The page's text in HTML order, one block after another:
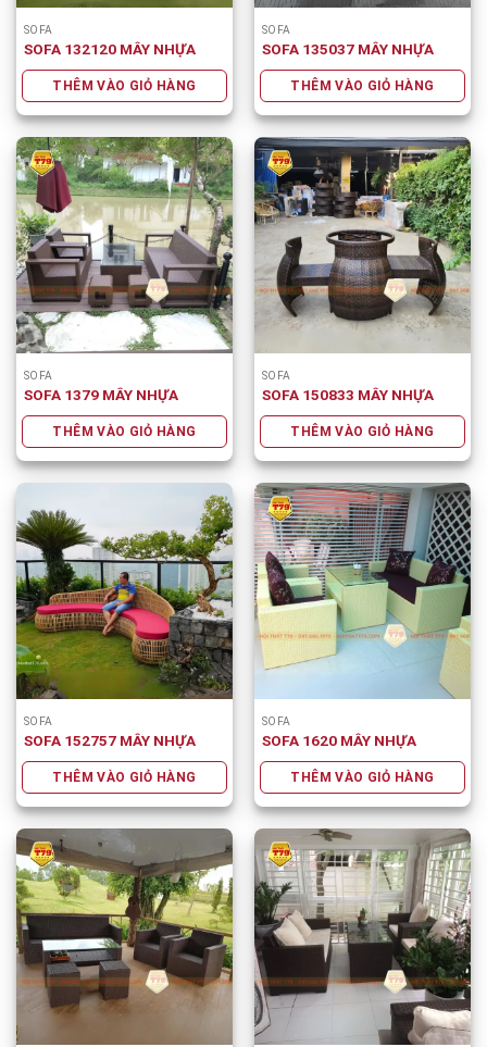
SOFA
SOFA 132120 MÂY NHỰA
THÊM VÀO GIỎ HÀNG
SOFA
SOFA 135037 MÂY NHỰA
THÊM VÀO GIỎ HÀNG
SOFA
SOFA 1379 MÂY NHỰA
THÊM VÀO GIỎ HÀNG
SOFA
SOFA 150833 MÂY NHỰA
THÊM VÀO GIỎ HÀNG
SOFA
SOFA 152757 MÂY NHỰA
THÊM VÀO GIỎ HÀNG
SOFA
SOFA 1620 MÂY NHỰA
THÊM VÀO GIỎ HÀNG